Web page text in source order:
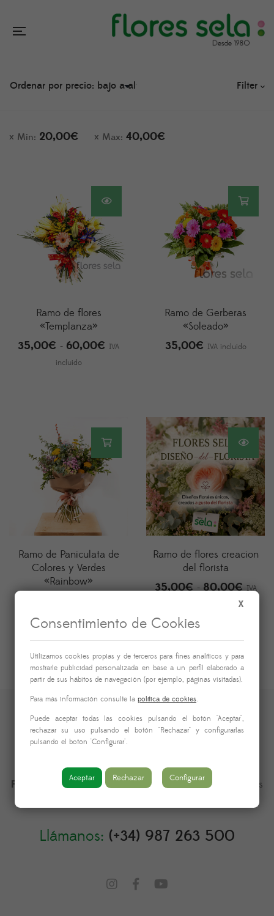
Filter
Min: 20,00€ Max: 40,00€
Ramo de flores
«Templanza»
35,00€ - 60,00€ Rango
hasta
60,00€
IVA
incluido
Ramo de Gerberas
«Soleado»
35,00€ IVA incluido
Ramo de Paniculata de
Colores y Verdes
«Rainbow»
Ramo de flores creacion
del florista
35,00€ - 80,00€Rango
de
hasta
IVA
Floristas en León desde 1980. Especialistas en arreglos
Llámanos: (+34) 987 263 500
X
Consentimiento de Cookies
Utilizamos cookies propias y de terceros para fines analíticos y para
mostrarle publicidad personalizada en base a un perfil elaborado a
partir de sus hábitos de navegación (por ejemplo, páginas visitadas).
Para más información consulte la política de cookies.
Puede aceptar todas las cookies pulsando el botón "Aceptar",
rechazar su uso pulsando el botón "Rechazar" y configurarlas
pulsando el botón "Configurar".
Aceptar Rechazar Configurar